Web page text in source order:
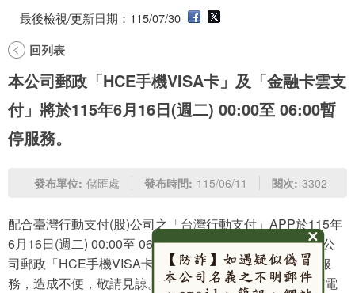
最後檢視/更新日期：115/07/30
回列表
本公司郵政「HCE手機VISA卡」及「金融卡雲支
付」將於115年6月16日(週二) 00:00至 06:00暫
停服務。
發布單位: 儲匯處 發布時間: 115/06/11 閱次: 3302
配合臺灣行動支付(股)公司之「台灣行動支付」APP於115年
6月16日(週二) 00:00至 06:00進行系統維護，維護期間本公
司郵政「HCE手機VISA卡」及「金融卡雲支付」將暫停服
務，造成不便，敬請見諒。如有疑問或需協助之處，請致電